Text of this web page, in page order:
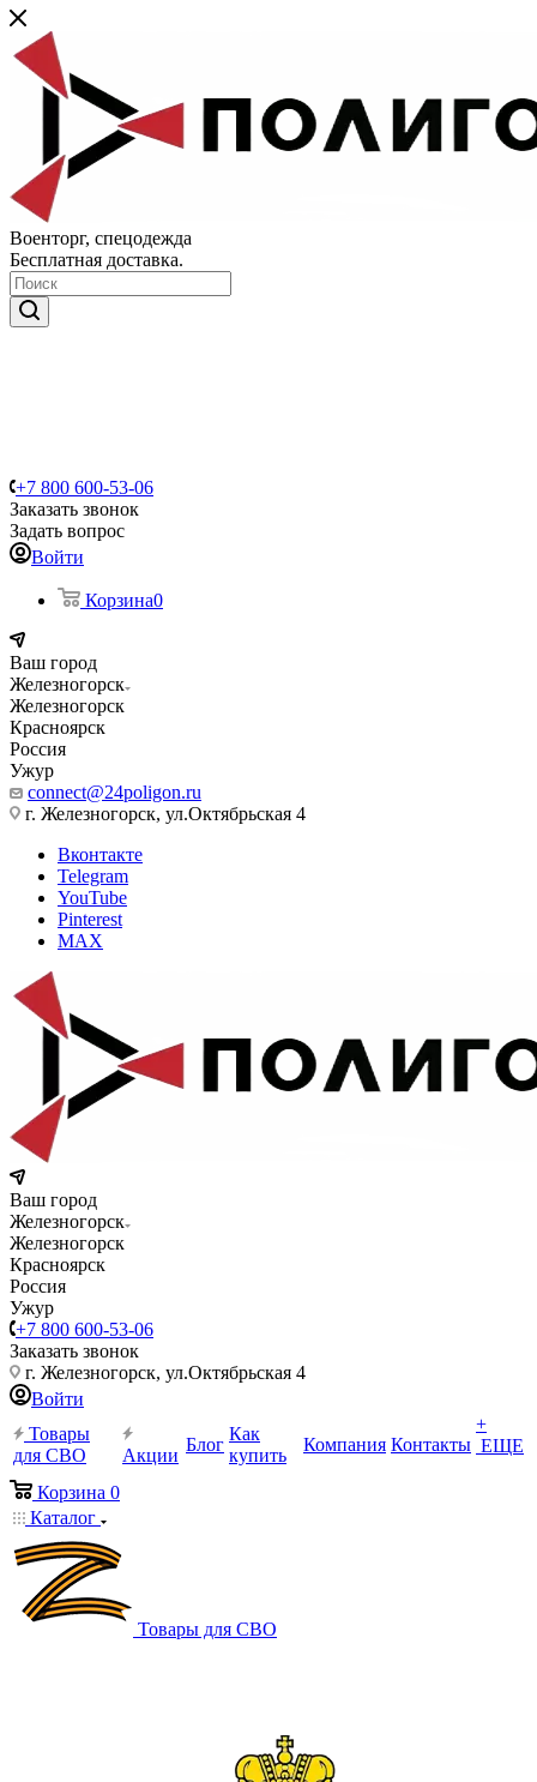
Военторг, спецодежда
Бесплатная доставка.
+7 800 600-53-06
Заказать звонок
Задать вопрос
Войти
Корзина0
Ваш город
Железногорск
Железногорск
Красноярск
Россия
Ужур
connect@24poligon.ru
г. Железногорск, ул.Октябрьская 4
Вконтакте
Telegram
YouTube
Pinterest
MAX
Ваш город
Железногорск
Железногорск
Красноярск
Россия
Ужур
+7 800 600-53-06
Заказать звонок
г. Железногорск, ул.Октябрьская 4
Войти
Товары
для СВО
Акции
Блог
Как
купить
Компания Контакты
+
ЕЩЕ
Корзина 0
Каталог
Товары для СВО